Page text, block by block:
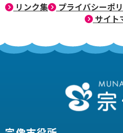
リンク集 プライバシーポ
サイト